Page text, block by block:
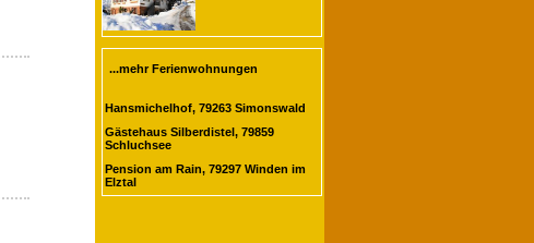
...mehr Ferienwohnungen
Hansmichelhof, 79263 Simonswald
Gästehaus Silberdistel, 79859
Schluchsee
Pension am Rain, 79297 Winden im
Elztal